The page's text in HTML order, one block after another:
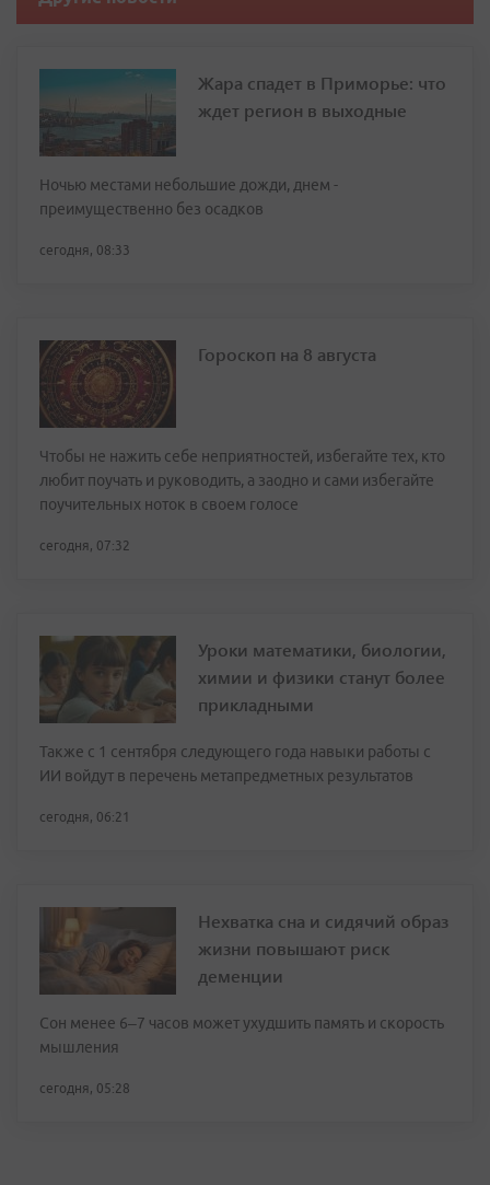
Жара спадет в Приморье: что
ждет регион в выходные
Ночью местами небольшие дожди, днем -
преимущественно без осадков
сегодня, 08:33
Гороскоп на 8 августа
Чтобы не нажить себе неприятностей, избегайте тех, кто
любит поучать и руководить, а заодно и сами избегайте
поучительных ноток в своем голосе
сегодня, 07:32
Уроки математики, биологии,
химии и физики станут более
прикладными
Также с 1 сентября следующего года навыки работы с
ИИ войдут в перечень метапредметных результатов
сегодня, 06:21
Нехватка сна и сидячий образ
жизни повышают риск
деменции
Сон менее 6–7 часов может ухудшить память и скорость
мышления
сегодня, 05:28